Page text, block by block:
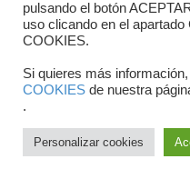
pulsando el botón
uso clicando en el
COOKIES.
Si quieres más
COOKIES de nuestra
.
Personalizar cookies